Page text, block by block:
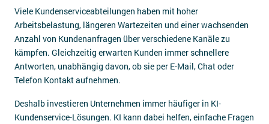
Viele Kundenserviceabteilungen haben mit hoher
Arbeitsbelastung, längeren Wartezeiten und einer wachsenden
Anzahl von Kundenanfragen über verschiedene Kanäle zu
kämpfen. Gleichzeitig erwarten Kunden immer schnellere
Antworten, unabhängig davon, ob sie per E-Mail, Chat oder
Telefon Kontakt aufnehmen.
Deshalb investieren Unternehmen immer häufiger in KI-
Kundenservice-Lösungen. KI kann dabei helfen, einfache Fragen